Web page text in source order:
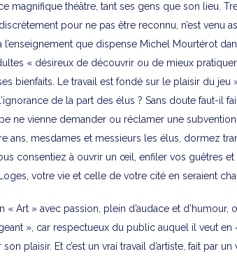
magnifique théâtre, tant ses gens que son lieu.
pour ne pas être reconnu, n’est venu
l’enseignement que dispense Michel Mourtérot
« désireux de découvrir ou de mieux
bienfaits. Le travail est fondé sur le plaisir du jeu
de la part des élus ? Sans doute faut-il
ne vienne demander ou réclamer une
ans, mesdames et messieurs les élus, dormez
consentiez à ouvrir un œil, enfiler vos guêtres et
votre vie et celle de votre cité en seraient
« Art » avec passion, plein d’audace et
», car respectueux du public auquel il veut
plaisir. Et c’est un vrai travail d’artiste, fait par un